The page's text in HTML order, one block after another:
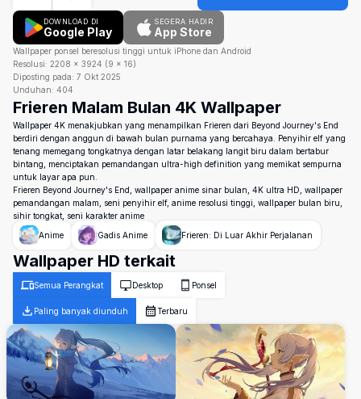
DOWNLOAD DI
Google Play
SEGERA HADIR
App Store
Wallpaper ponsel beresolusi tinggi untuk iPhone dan Android
Resolusi: 2208 × 3924 (9 × 16)
Diposting pada: 7 Okt 2025
Unduhan: 404
Frieren Malam Bulan 4K Wallpaper
Wallpaper 4K menakjubkan yang menampilkan Frieren dari Beyond Journey's End
berdiri dengan anggun di bawah bulan purnama yang bercahaya. Penyihir elf yang
tenang memegang tongkatnya dengan latar belakang langit biru dalam bertabur
bintang, menciptakan pemandangan ultra-high definition yang memikat sempurna
untuk layar apa pun.
Frieren Beyond Journey's End, wallpaper anime sinar bulan, 4K ultra HD, wallpaper
pemandangan malam, seni penyihir elf, anime resolusi tinggi, wallpaper bulan biru,
sihir tongkat, seni karakter anime
Anime
Gadis Anime Frieren: Di Luar Akhir Perjalanan
Wallpaper HD terkait
Semua Perangkat Desktop Ponsel
Paling banyak diunduh Terbaru